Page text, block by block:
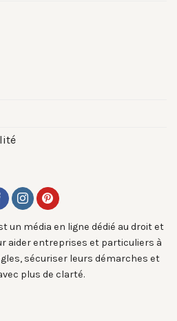
un média en ligne dédié au droit et
aider entreprises et particuliers à
sécuriser leurs démarches et
plus de clarté.